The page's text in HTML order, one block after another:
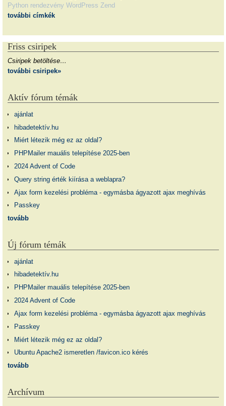
Python rendezvény WordPress Zend
további címkék
Friss csiripek
Csiripek betöltése…
további csiripek»
Aktív fórum témák
ajánlat
hibadetektív.hu
Miért létezik még ez az oldal?
PHPMailer mauális telepítése 2025-ben
2024 Advent of Code
Query string érték kiírása a weblapra?
Ajax form kezelési probléma - egymásba ágyazott ajax meghívás
Passkey
tovább
Új fórum témák
ajánlat
hibadetektív.hu
PHPMailer mauális telepítése 2025-ben
2024 Advent of Code
Ajax form kezelési probléma - egymásba ágyazott ajax meghívás
Passkey
Miért létezik még ez az oldal?
Ubuntu Apache2 ismeretlen /favicon.ico kérés
tovább
Archívum